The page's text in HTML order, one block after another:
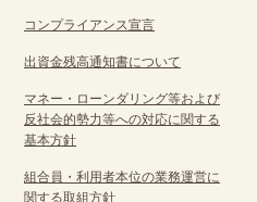
コンプライアンス宣言
出資金残高通知書について
マネー・ローンダリング等および
反社会的勢力等への対応に関する
基本方針
組合員・利用者本位の業務運営に
関する取組方針